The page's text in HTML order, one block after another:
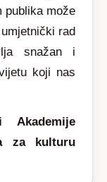
publika može
rad
snažan i
koji nas
za kulturu